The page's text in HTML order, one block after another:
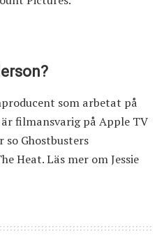
som arbetat på
filmansvarig på Apple TV
so Ghostbusters
Heat. Läs mer om Jessie